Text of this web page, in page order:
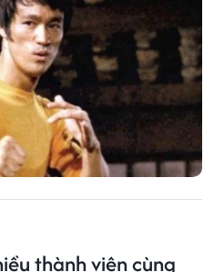
thành viên cùng